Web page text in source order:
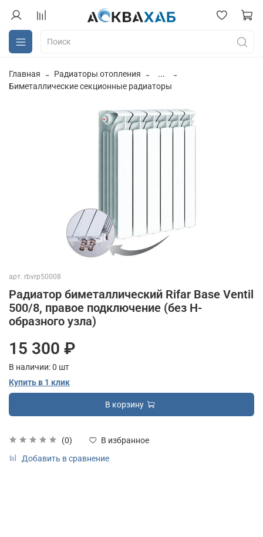
Главная Радиаторы отопления
...
Биметаллические секционные радиаторы
арт. rbvrp50008
Радиатор биметаллический Rifar Base Ventil
500/8, правое подключение (без H-
образного узла)
(0)
В избранное
Добавить в сравнение
15 300 ₽
В наличии:0 шт
Купить в 1 клик
В корзину